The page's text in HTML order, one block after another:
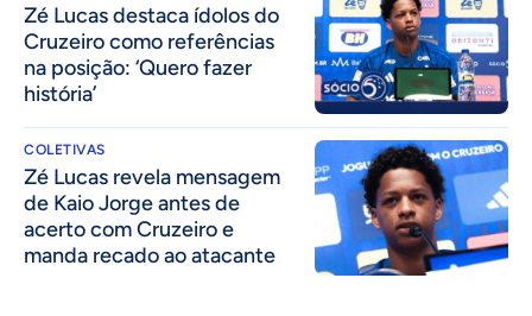
Zé Lucas destaca ídolos do
Cruzeiro como referências
na posição: ‘Quero fazer
história’
COLETIVAS
Zé Lucas revela mensagem
de Kaio Jorge antes de
acerto com Cruzeiro e
manda recado ao atacante